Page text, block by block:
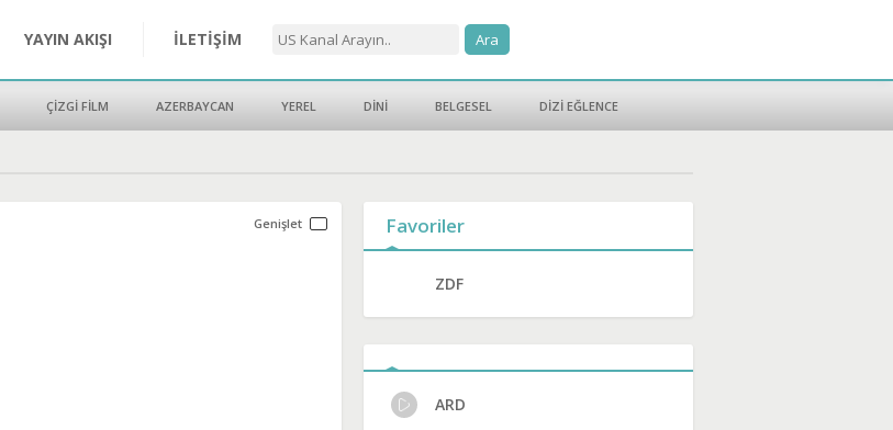
YAYIN AKIŞI İLETİŞİM
ÇİZGİ FİLM AZERBAYCAN YEREL DİNİ BELGESEL DİZİ EĞLENCE
Favoriler
ZDF
ARD